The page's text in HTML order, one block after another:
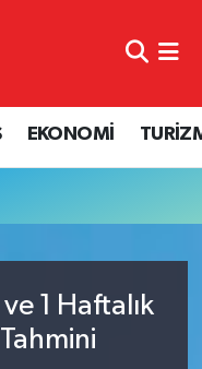
EKONOMİ
1 Haftalık